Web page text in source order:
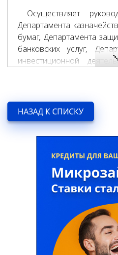
Осуществляет
Департамента
бумаг, Департамента
банковских услуг,
инвестиционной
Операционного
банковского
«Бектемир» и «Термез».
и координации работы в
инвестиционной
мероприятий по
содействию занятости
НАЗАД К СПИСКУ